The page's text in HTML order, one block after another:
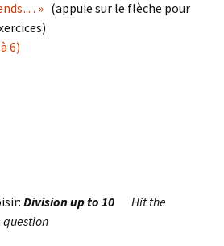
» (appuie sur le flèche pour
6)
Division up to 10
Hit the
question